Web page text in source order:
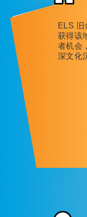
ELS 旧
获得该
者机会
深文化